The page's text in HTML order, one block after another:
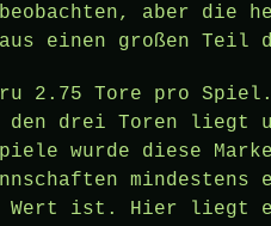
aber die
einen großen Teil
2.75 Tore pro
drei Toren liegt
wurde diese
Wert ist. Hier liegt